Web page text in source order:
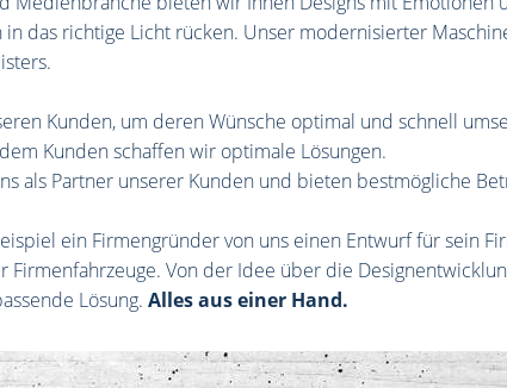
das richtige Licht rücken. Unser modernisierter
Kunden, um deren Wünsche optimal und schnell
Kunden schaffen wir optimale Lösungen.
als Partner unserer Kunden und bieten bestmögliche
ein Firmengründer von uns einen Entwurf für sein
Firmenfahrzeuge. Von der Idee über die
Lösung. Alles aus einer Hand.